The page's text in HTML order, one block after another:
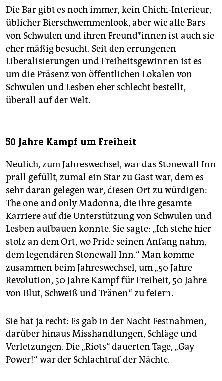
Die Bar gibt es noch immer, kein Chichi-Interieur,
üblicher Bierschwemmenlook, aber wie alle Bars
von Schwulen und ihren Freund*innen ist auch sie
eher mäßig besucht. Seit den errungenen
Liberalisierungen und Freiheitsgewinnen ist es
um die Präsenz von öffentlichen Lokalen von
Schwulen und Lesben eher schlecht bestellt,
überall auf der Welt.
50 Jahre Kampf um Freiheit
Neulich, zum Jahreswechsel, war das Stonewall Inn
prall gefüllt, zumal ein Star zu Gast war, dem es
sehr daran gelegen war, diesen Ort zu würdigen:
The one and only Madonna, die ihre gesamte
Karriere auf die Unterstützung von Schwulen und
Lesben aufbauen konnte. Sie sagte: „Ich stehe hier
stolz an dem Ort, wo Pride seinen Anfang nahm,
dem legendären Stonewall Inn.“ Man komme
zusammen beim Jahreswechsel, um „50 Jahre
Revolution, 50 Jahre Kampf für Freiheit, 50 Jahre
von Blut, Schweiß und Tränen“ zu feiern.
Sie hat ja recht: Es gab in der Nacht Festnahmen,
darüber hinaus Misshandlungen, Schläge und
Verletzungen. Die „Riots“ dauerten Tage, „Gay
Power!“ war der Schlachtruf der Nächte.